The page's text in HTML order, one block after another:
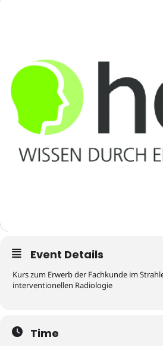
Event Details
Kurs zum Erwerb der Fachkunde im
interventionellen Radiologie
Time